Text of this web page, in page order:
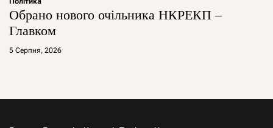
Обрано нового очільника НКРЕКП –
Главком
5 Серпня, 2026